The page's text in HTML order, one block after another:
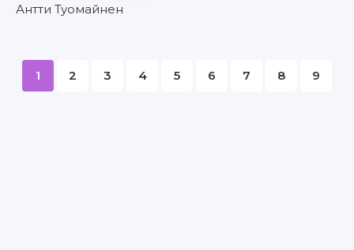
Антти Туомайнен
1 2 3 4 5 6 7 8 9